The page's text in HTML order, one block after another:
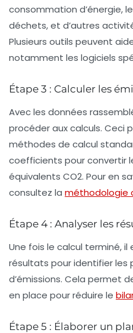
consommation d’énergie,
déchets, et d’autres
Plusieurs outils peuvent
notamment les logiciels
Étape 3 : Calculer les
Avec les données
procéder aux calculs. Ceci
méthodes de calcul
coefficients pour convertir
équivalents CO2. Pour en
consultez la méthodologie
Étape 4 : Analyser les
Une fois le calcul terminé, il
résultats pour identifier les
d’émissions. Cela permet
en place pour réduire le
Étape 5 : Élaborer un